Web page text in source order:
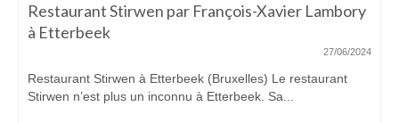
Bozar restaurant par le chef Karen Torosyan
Je connais le chef depuis 2012, date de mon premier repas
chez lui. A...